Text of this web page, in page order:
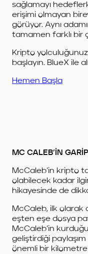
sağlamayı
erişimi olmayan
görüyor. Aynı
tamamen farklı bir
Kripto
başlayın. BlueX ile
Hemen Başla
MC CALEB’İN
McCaleb’in kripto
olabilecek kadar
hikayesinde de
McCaleb, ilk olarak
eşten eşe dosya
McCaleb’in
geliştirdiği
önemli bir kilometre